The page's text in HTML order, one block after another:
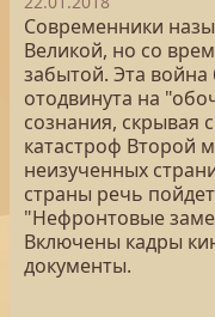
Современники
Великой, но со
забытой. Эта
отодвинута на
сознания, скрывая
катастроф Второй
неизученных
страны речь
"Нефронтовые
Включены кадры
документы.